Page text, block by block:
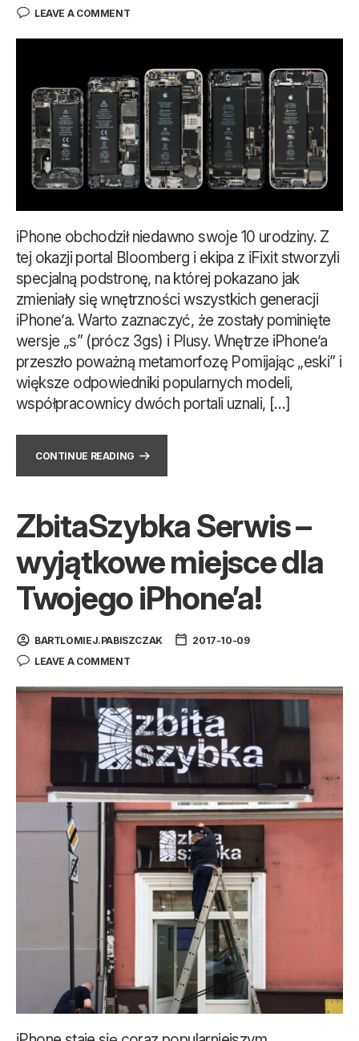
LEAVE A COMMENT
iPhone obchodził niedawno swoje 10 urodziny. Z
tej okazji portal Bloomberg i ekipa z iFixit stworzyli
specjalną podstronę, na której pokazano jak
zmieniały się wnętrzności wszystkich generacji
iPhone’a. Warto zaznaczyć, że zostały pominięte
wersje „s” (prócz 3gs) i Plusy. Wnętrze iPhone’a
przeszło poważną metamorfozę Pomijając „eski” i
większe odpowiedniki popularnych modeli,
współpracownicy dwóch portali uznali, […]
CONTINUE READING
ZbitaSzybka Serwis –
wyjątkowe miejsce dla
Twojego iPhone’a!
BARTLOMIEJ.PABISZCZAK
2017-10-09
LEAVE A COMMENT